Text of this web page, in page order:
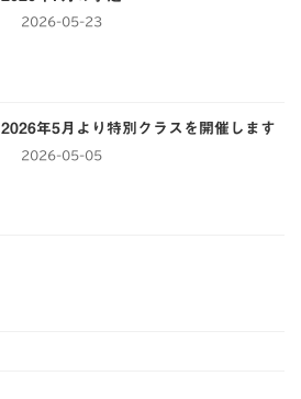
2026-05-23
2026年5月より特別クラスを開催します
2026-05-05